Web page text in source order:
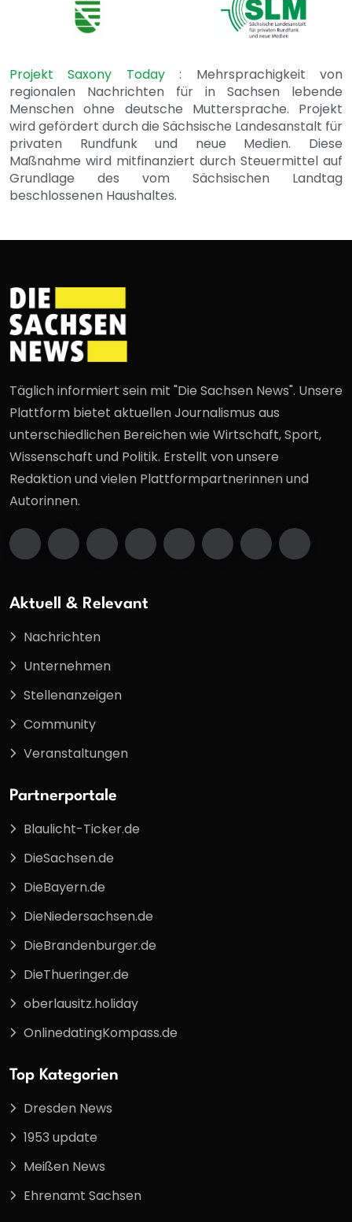
Projekt Saxony Today: Mehrsprachigkeit von
regionalen Nachrichten für in Sachsen lebende
Menschen ohne deutsche Muttersprache. Projekt
wird gefördert durch die Sächsische Landesanstalt für
privaten Rundfunk und neue Medien. Diese
Maßnahme wird mitfinanziert durch Steuermittel auf
Grundlage des vom Sächsischen Landtag
beschlossenen Haushaltes.
Täglich informiert sein mit "Die Sachsen News". Unsere
Plattform bietet aktuellen Journalismus aus
unterschiedlichen Bereichen wie Wirtschaft, Sport,
Wissenschaft und Politik. Erstellt von unsere
Redaktion und vielen Plattformpartnerinnen und
Autorinnen.
Aktuell & Relevant
Nachrichten
Unternehmen
Stellenanzeigen
Community
Veranstaltungen
Partnerportale
Blaulicht-Ticker.de
DieSachsen.de
DieBayern.de
DieNiedersachsen.de
DieBrandenburger.de
DieThueringer.de
oberlausitz.holiday
OnlinedatingKompass.de
Top Kategorien
Dresden News
1953 update
Meißen News
Ehrenamt Sachsen